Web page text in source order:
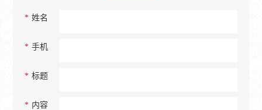
* 姓名
* 手机
* 标题
* 内容